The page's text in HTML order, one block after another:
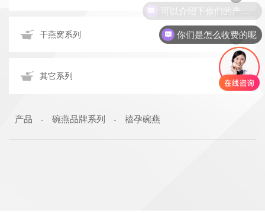
 干燕窝系列
 其它系列
产品 - 碗燕品牌系列 - 禧孕碗燕
你们是怎么收费的呢